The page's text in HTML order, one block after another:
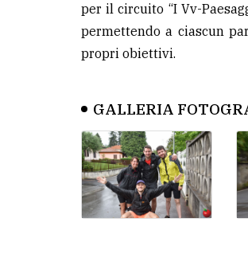
per il circuito “I Vv-
permettendo a ciascun
propri obiettivi.
GALLERIA